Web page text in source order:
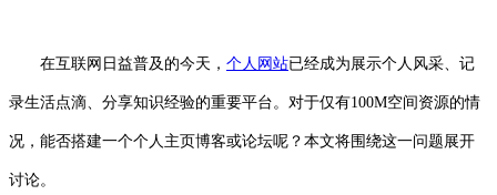
在互联网日益普及的今天， 个人 网站已经成为展示个人风采、记
录生活点滴、分享知识经验的重要平台。对于仅有100M空间资源的情
况，能否搭建一个个人主页博客或论坛呢？本文将围绕这一问题展开
讨论。